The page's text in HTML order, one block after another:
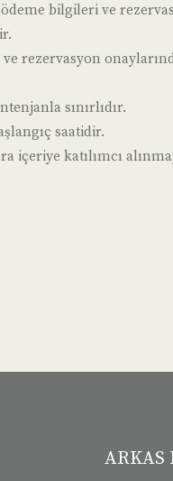
bilgileri ve
rezervasyon
sınırlıdır.
saatidir.
içeriye katılımcı
ARKAS